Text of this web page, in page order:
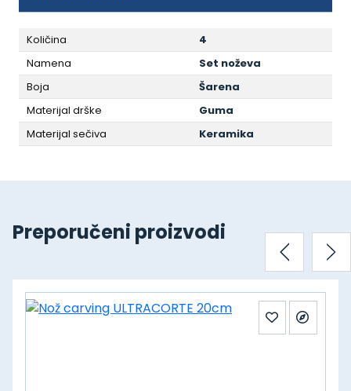
Količina
4
Namena
Set noževa
Boja
Šarena
Materijal drške
Guma
Materijal sečiva
Keramika
Preporučeni proizvodi